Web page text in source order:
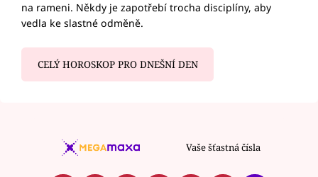
na rameni. Někdy je zapotřebí trocha disciplíny, aby
vedla ke slastné odměně.
CELÝ HOROSKOP PRO DNEŠNÍ DEN
Vaše šťastná čísla